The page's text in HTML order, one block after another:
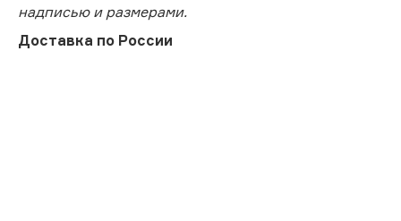
надписью и размерами.
Доставка по России